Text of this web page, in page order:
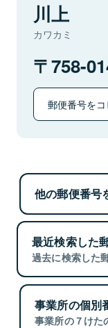
川上
カワカミ
758-
郵便番号を
他の郵便番号
最近検索した
過去に検索した
事業所の個別
事業所の７けた